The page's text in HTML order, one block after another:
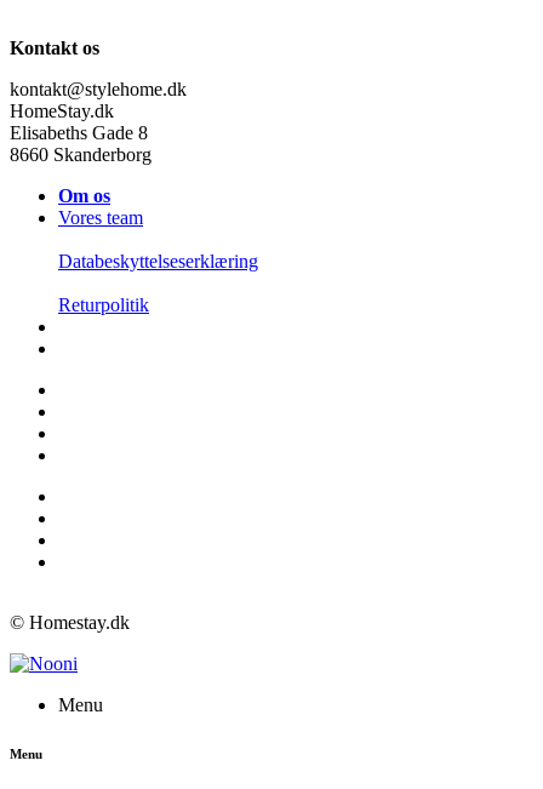
Kontakt os
kontakt@stylehome.dk
HomeStay.dk
Elisabeths Gade 8
8660 Skanderborg
Om os
Vores team
Databeskyttelseserklæring
Returpolitik
© Homestay.dk
Menu
Menu